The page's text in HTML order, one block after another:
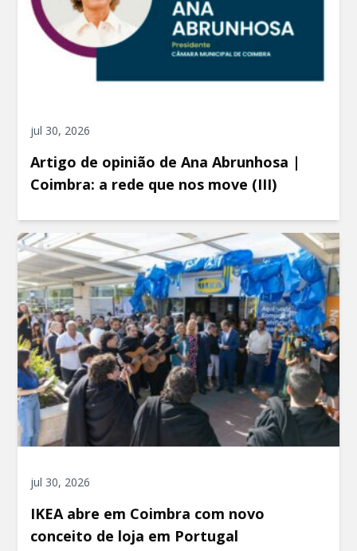
jul 30, 2026
Artigo de opinião de Ana Abrunhosa |
Coimbra: a rede que nos move (III)
jul 30, 2026
IKEA abre em Coimbra com novo
conceito de loja em Portugal